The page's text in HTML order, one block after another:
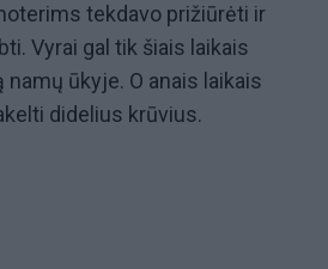
tekdavo prižiūrėti ir
Vyrai gal tik šiais laikais
ūkyje. O anais laikais
didelius krūvius.